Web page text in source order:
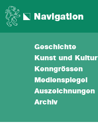
Navigation
Geschichte
Kunst und Kultur
Kenngrössen
Medienspiegel
Auszeichnungen
Archiv